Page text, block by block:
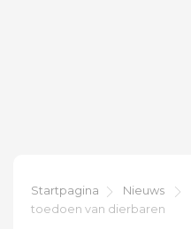
Startpagina Nieuws
toedoen van dierbaren